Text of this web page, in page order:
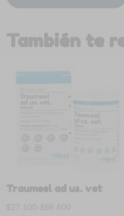
También te
Traumeel ad us. vet